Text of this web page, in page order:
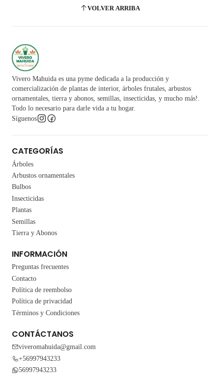
VOLVER ARRIBA
Vivero Mahuida es una pyme dedicada a la producción y
comercialización de plantas de interior, árboles frutales, arbustos
ornamentales, tierra y abonos, semillas, insecticidas, y mucho más!.
Todo lo necesario para darle vida a tu hogar.
Síguenos
CATEGORÍAS
Árboles
Arbustos ornamentales
Bulbos
Insecticidas
Plantas
Semillas
Tierra y Abonos
INFORMACIÓN
Preguntas frecuentes
Contacto
Política de reembolso
Política de privacidad
Términos y Condiciones
CONTÁCTANOS
viveromahuida@gmail.com
+56997943233
56997943233